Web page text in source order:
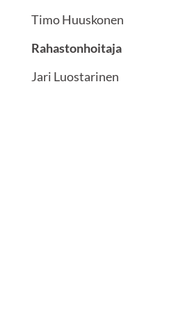
Timo Huuskonen
Rahastonhoitaja
Jari Luostarinen